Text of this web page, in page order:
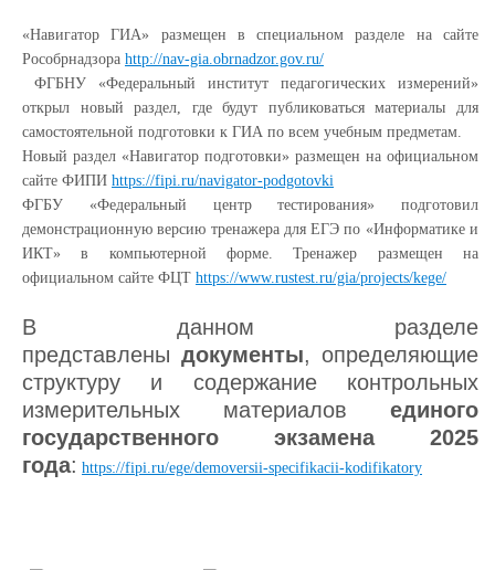
«Навигатор ГИА» размещен в специальном разделе на сайте
Рособрнадзора http://nav-gia.obrnadzor.gov.ru/
ФГБНУ «Федеральный институт педагогических измерений»
открыл новый раздел, где будут публиковаться материалы для
самостоятельной подготовки к ГИА по всем учебным предметам.
Новый раздел «Навигатор подготовки» размещен на официальном
сайте ФИПИ https://fipi.ru/navigator-podgotovki
ФГБУ «Федеральный центр тестирования» подготовил
демонстрационную версию тренажера для ЕГЭ по «Информатике и
ИКТ» в компьютерной форме. Тренажер размещен на
официальном сайте ФЦТ https://www.rustest.ru/gia/projects/kege/
В данном разделе
представлены документы, определяющие
структуру и содержание контрольных
измерительных материалов единого
государственного экзамена 2025
года: https://fipi.ru/ege/demoversii-specifikacii-kodifikatory